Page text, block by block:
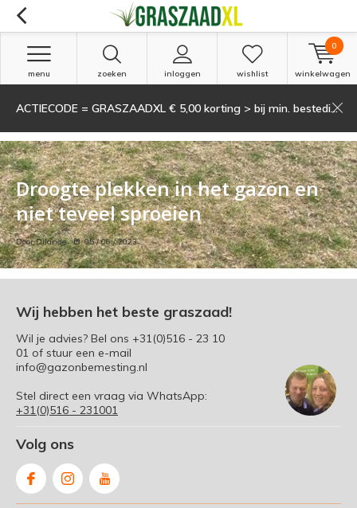
zoeken inloggen
menu wishlist winkelwagen
0
ACTIECODE = GRASZAADXL € 5,00 korting > bij min. besteding van 135,-
Tips voor het gazon
Droogte plekken in het gazon en
niet teveel sproeien
Door Dilande 05 / 06 / 2023
Wij hebben het beste graszaad!
Wil je advies? Bel ons +31(0)516 - 23 10
01 of stuur een e-mail
info@gazonbemesting.nl
Stel direct een vraag via WhatsApp:
+31(0)516 - 231001
Volg ons